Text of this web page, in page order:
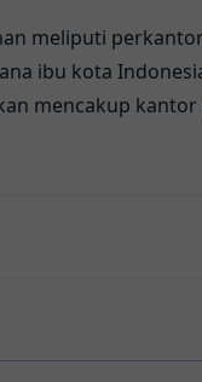
meliputi
ibu kota
mencakup